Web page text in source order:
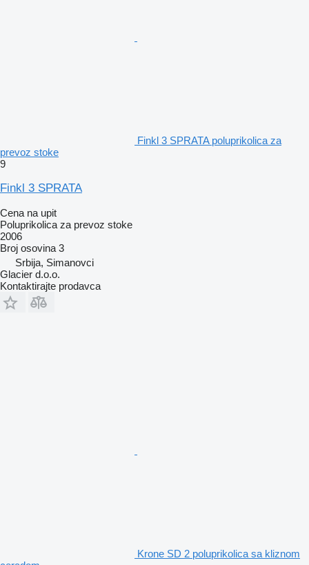
Finkl 3 SPRATA poluprikolica za
prevoz stoke
9
Finkl 3 SPRATA
Cena na upit
Poluprikolica za prevoz stoke
2006
Broj osovina 3
Srbija, Simanovci
Glacier d.o.o.
Kontaktirajte prodavca
Krone SD 2 poluprikolica sa kliznom